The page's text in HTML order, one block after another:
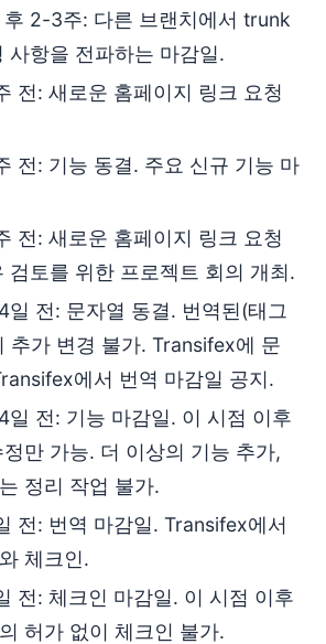
후 2-3주: 다른 브랜치에서 trunk
사항을 전파하는 마감일.
전: 새로운 홈페이지 링크 요청
전: 기능 동결. 주요 신규 기능 마
전: 새로운 홈페이지 링크 요청
검토를 위한 프로젝트 회의 개최.
일 전: 문자열 동결. 번역된(태그
추가 변경 불가. Transifex에 문
에서 번역 마감일 공지.
일 전: 기능 마감일. 이 시점 이후
정만 가능. 더 이상의 기능 추가,
정리 작업 불가.
전: 번역 마감일. Transifex에서
체크인.
전: 체크인 마감일. 이 시점 이후
허가 없이 체크인 불가.